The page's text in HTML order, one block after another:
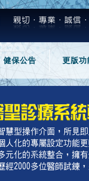
健保公告 更版功